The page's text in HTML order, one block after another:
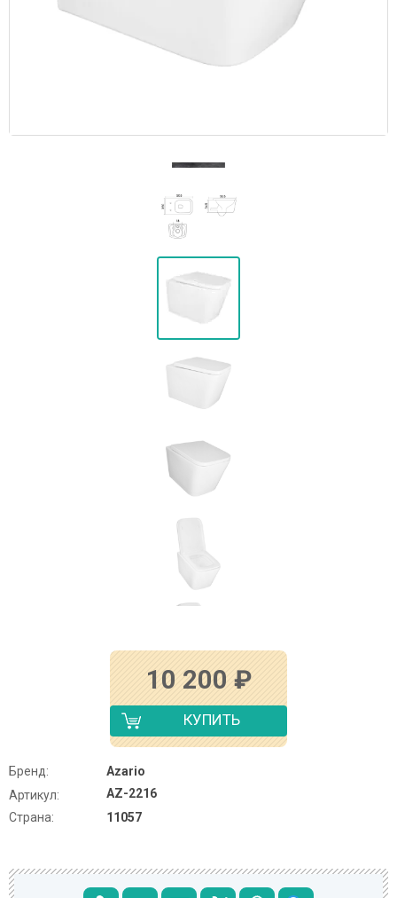
10 200 ₽
КУПИТЬ
Бренд:
Azario
Артикул:
AZ-2216
Страна:
11057